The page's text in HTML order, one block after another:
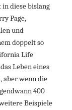
diese bislang
Page,
und
doppelt so
Life
Leben eines
aber wenn die
400
Beispiele